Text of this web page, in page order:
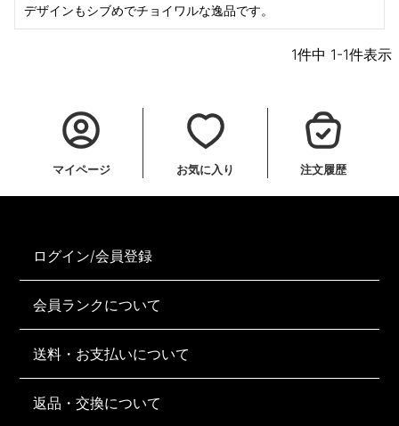
デザインもシブめでチョイワルな逸品です。
1件中 1-1件表示
マイページ お気に入り 注文履歴
ログイン/会員登録
会員ランクについて
送料・お支払いについて
返品・交換について